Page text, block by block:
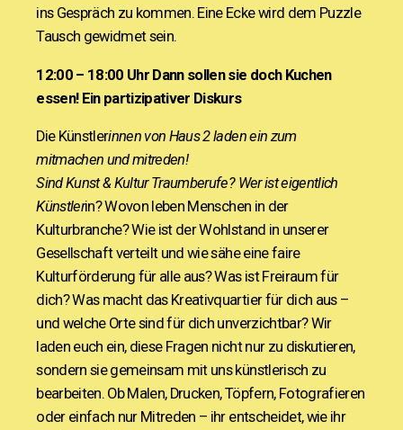
ins Gespräch zu kommen. Eine Ecke wird dem Puzzle
Tausch gewidmet sein.
12:00 – 18:00 Uhr Dann sollen sie doch Kuchen
essen! Ein partizipativer Diskurs
Die Künstlerinnen von Haus 2 laden ein zum
mitmachen und mitreden!
Sind Kunst & Kultur Traumberufe? Wer ist eigentlich
Künstlerin? Wovon leben Menschen in der
Kulturbranche? Wie ist der Wohlstand in unserer
Gesellschaft verteilt und wie sähe eine faire
Kulturförderung für alle aus? Was ist Freiraum für
dich? Was macht das Kreativquartier für dich aus –
und welche Orte sind für dich unverzichtbar? Wir
laden euch ein, diese Fragen nicht nur zu diskutieren,
sondern sie gemeinsam mit uns künstlerisch zu
bearbeiten. Ob Malen, Drucken, Töpfern, Fotografieren
oder einfach nur Mitreden – ihr entscheidet, wie ihr